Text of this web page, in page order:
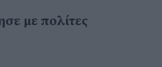
με πολίτες